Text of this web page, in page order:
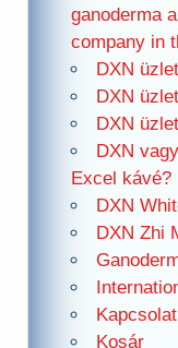
ganoderma
company in
DXN
DXN
DXN
DXN
Excel kávé?
DXN
DXN Zhi
Kapcsolat
Kosár